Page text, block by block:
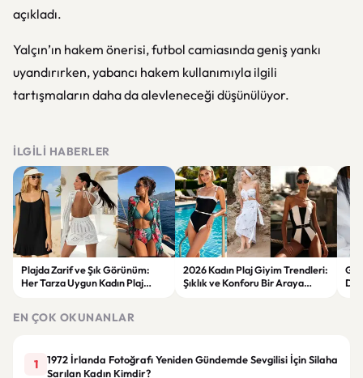
açıkladı.
Yalçın’ın hakem önerisi, futbol camiasında geniş yankı
uyandırırken, yabancı hakem kullanımıyla ilgili
tartışmaların daha da alevleneceği düşünülüyor.
İLGILI HABERLER
Plajda Zarif ve Şık Görünüm:
Her Tarza Uygun Kadın Plaj
2026 Kadın Plaj Giyim Trendleri:
Şıklık ve Konforu Bir Araya
EN ÇOK OKUNANLAR
1
1972 İrlanda Fotoğrafı Yeniden Gündemde Sevgilisi İçin Silaha
Sarılan Kadın Kimdir?